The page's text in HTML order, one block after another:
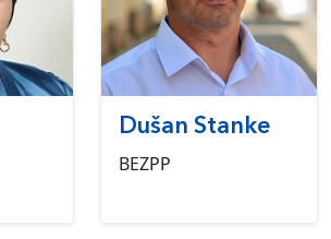
Dušan Stanke
BEZPP